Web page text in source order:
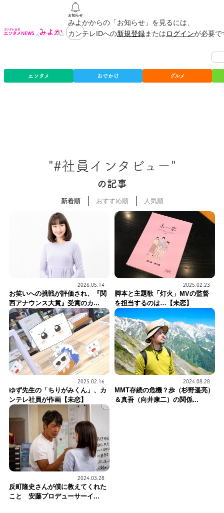
みよかからの「お知らせ」を見るには、
カンテレIDへの新規登録またはログインが必要
エンタメ おでかけ グルメ
"#社員インタビュー"
の記事
新着順 おすすめ順 人気順
2026.05.14
お笑いへの挑戦が評価され、『関
西アナウンス大賞』受賞のカ...
2025.02.23
脚本と主題歌「灯火」MVの監督
を担当するのは…【未恋】
2025.02.16
ゆず先生の「ちりがみくん」、カ
ンテレ社員が作画【未恋】
2024.08.28
MMT存続の危機？歩（杉野遥亮）
＆真吾（向井康二）の関係...
2024.03.28
反町隆史さんが僕に教えてくれた
こと 安藤プロデューサーイ...